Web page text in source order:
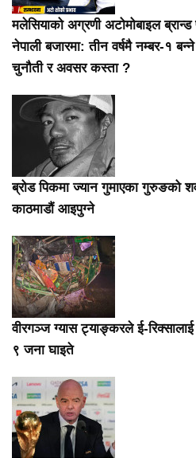
मलेसियाको अग्रणी अटोमोबाइल ब्रान्ड
नेपाली बजारमा: तीन वर्षमै नम्बर-१ बन्ने
चुनौती र अवसर कस्ता ?
ब्रोड पिकमा ज्यान गुमाएका गुरुङको
काठमाडौं आइपुग्ने
वीरगञ्ज ग्यास ट्याङ्करले ई-
९ जना घाइते